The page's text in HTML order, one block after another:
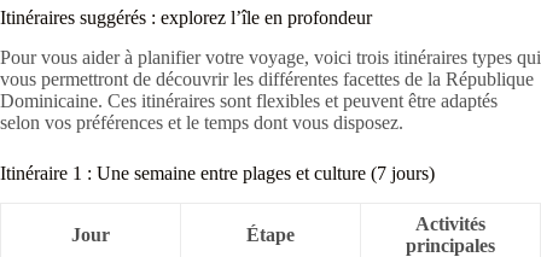
Itinéraires suggérés : explorez l’île en profondeur
Pour vous aider à planifier votre voyage, voici trois itinéraires types qui
vous permettront de découvrir les différentes facettes de la République
Dominicaine. Ces itinéraires sont flexibles et peuvent être adaptés
selon vos préférences et le temps dont vous disposez.
Itinéraire 1 : Une semaine entre plages et culture (7 jours)
Jour Étape
Activités
principales